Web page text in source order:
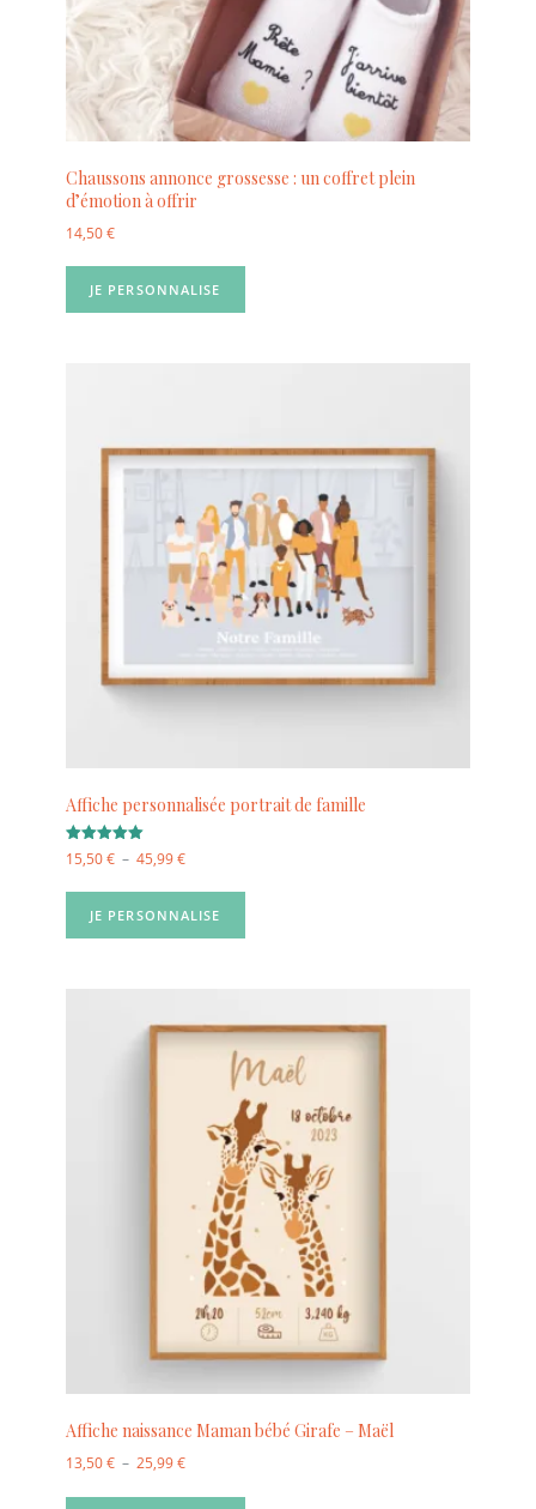
Chaussons annonce grossesse : un coffret plein
d’émotion à offrir
14,50€
JE PERSONNALISE
Affiche personnalisée portrait de famille
Note
5.00
15,50€ – 45,99€
JE PERSONNALISE
Affiche naissance Maman bébé Girafe – Maël
13,50€ – 25,99€